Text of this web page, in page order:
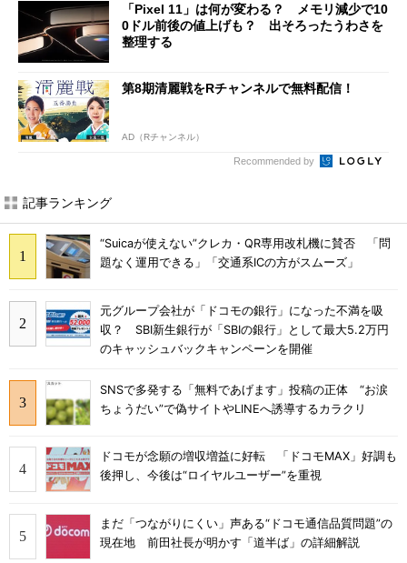
「Pixel 11」は何が変わる？ メモリ減少で10
0ドル前後の値上げも？ 出そろったうわさを
整理する
第8期清麗戦をRチャンネルで無料配信！
AD（Rチャンネル）
Recommended by
記事ランキング
“Suicaが使えない”クレカ・QR専用改札機に賛否 「問
題なく運用できる」「交通系ICの方がスムーズ」
元グループ会社が「ドコモの銀行」になった不満を吸
収？ SBI新生銀行が「SBIの銀行」として最大5.2万円
のキャッシュバックキャンペーンを開催
SNSで多発する「無料であげます」投稿の正体 “お涙
ちょうだい”で偽サイトやLINEへ誘導するカラクリ
ドコモが念願の増収増益に好転 「ドコモMAX」好調も
後押し、今後は“ロイヤルユーザー”を重視
まだ「つながりにくい」声ある“ドコモ通信品質問題”の
現在地 前田社長が明かす「道半ば」の詳細解説